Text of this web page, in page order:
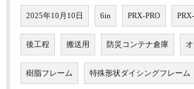
2025年10月10日 6in PRX-PRO
後工程 搬送用 防災コンテナ倉庫
樹脂フレーム 特殊形状ダイシングフレーム